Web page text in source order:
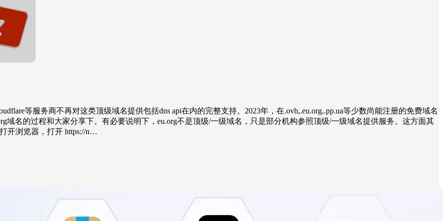
等服务商不再对这类顶级域名提供包括dns api在内的完整支持。2023年，在.ovh,.eu.org,.pp.ua等少数尚能注册的免费域名
域名的过程和大家分享下。有必要说明下，eu.org不是顶级/一级域名，只是部分机构参照顶级/一级域名提供服务。这方面其
开浏览器，打开 https://n…